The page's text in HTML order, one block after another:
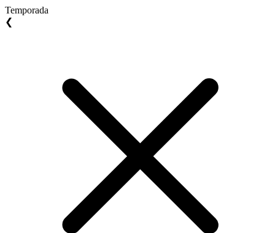
Temporada
❮